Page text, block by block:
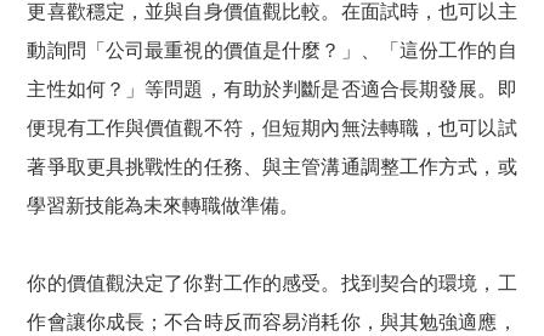
更喜歡穩定，並與自身價值觀比較。在面試時，也可以主
動詢問「公司最重視的價值是什麼？」、「這份工作的自
主性如何？」等問題，有助於判斷是否適合長期發展。即
便現有工作與價值觀不符，但短期內無法轉職，也可以試
著爭取更具挑戰性的任務、與主管溝通調整工作方式，或
學習新技能為未來轉職做準備。
你的價值觀決定了你對工作的感受。找到契合的環境，工
作會讓你成長；不合時反而容易消耗你，與其勉強適應，